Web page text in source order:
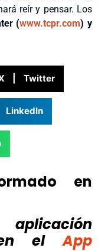
reír y pensar. Los
(www.tcpr.com) y
| Twitter
LinkedIn
en
el
App